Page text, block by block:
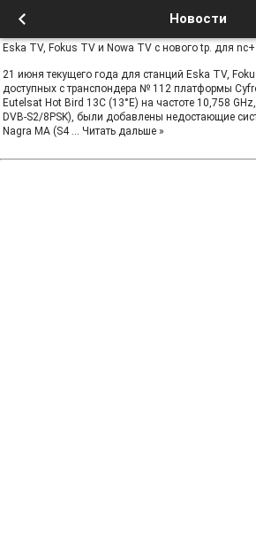
Новости
Eska TV, Fokus TV и Nowa TV с нового tp. для
21 июня текущего года для станций Eska TV,
доступных с транспондера № 112 платформы
Eutelsat Hot Bird 13C (13°E) на частоте 10,758
DVB-S2/8PSK), были добавлены недостающие
Nagra MA (S4 ... Читать дальше »